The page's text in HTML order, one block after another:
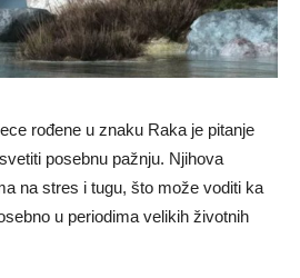
rođene u znaku Raka je pitanje
posebnu pažnju. Njihova
na stres i tugu, što može voditi ka
u periodima velikih životnih